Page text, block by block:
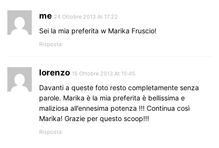
me 24 Ottobre 2013 At 17:22
Sei la mia preferita w Marika Fruscio!
Risposta
lorenzo 15 Ottobre 2013 At 15:45
Davanti a queste foto resto completamente senza
parole. Marika è la mia preferita è bellissima e
maliziosa all’ennesima potenza !!! Continua così
Marika! Grazie per questo scoop!!!
Risposta